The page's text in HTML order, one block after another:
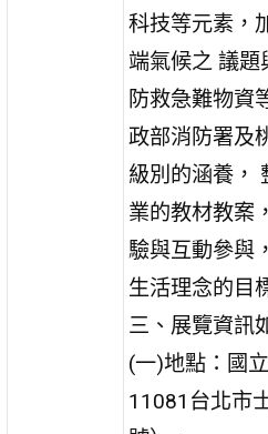
科技等元素，
端氣候之 議題
防救急難物資
政部消防署及
級別的涵養，
業的教材教案
驗與互動參與
生活理念的目
三、展覽資訊
(一)地點：國
11081台北市